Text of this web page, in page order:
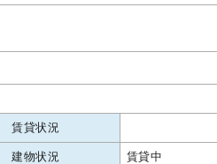
賃貸状況
建物状況 賃貸中